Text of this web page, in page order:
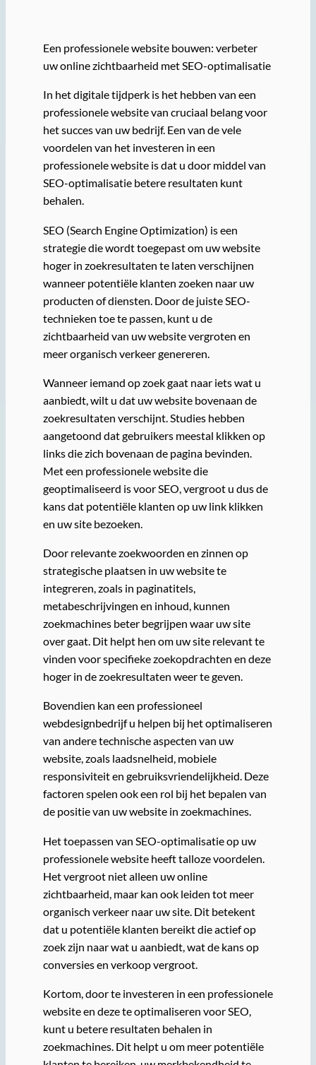
Een professionele website bouwen: verbeter
uw online zichtbaarheid met SEO-optimalisatie
In het digitale tijdperk is het hebben van een
professionele website van cruciaal belang voor
het succes van uw bedrijf. Een van de vele
voordelen van het investeren in een
professionele website is dat u door middel van
SEO-optimalisatie betere resultaten kunt
behalen.
SEO (Search Engine Optimization) is een
strategie die wordt toegepast om uw website
hoger in zoekresultaten te laten verschijnen
wanneer potentiële klanten zoeken naar uw
producten of diensten. Door de juiste SEO-
technieken toe te passen, kunt u de
zichtbaarheid van uw website vergroten en
meer organisch verkeer genereren.
Wanneer iemand op zoek gaat naar iets wat u
aanbiedt, wilt u dat uw website bovenaan de
zoekresultaten verschijnt. Studies hebben
aangetoond dat gebruikers meestal klikken op
links die zich bovenaan de pagina bevinden.
Met een professionele website die
geoptimaliseerd is voor SEO, vergroot u dus de
kans dat potentiële klanten op uw link klikken
en uw site bezoeken.
Door relevante zoekwoorden en zinnen op
strategische plaatsen in uw website te
integreren, zoals in paginatitels,
metabeschrijvingen en inhoud, kunnen
zoekmachines beter begrijpen waar uw site
over gaat. Dit helpt hen om uw site relevant te
vinden voor specifieke zoekopdrachten en deze
hoger in de zoekresultaten weer te geven.
Bovendien kan een professioneel
webdesignbedrijf u helpen bij het optimaliseren
van andere technische aspecten van uw
website, zoals laadsnelheid, mobiele
responsiviteit en gebruiksvriendelijkheid. Deze
factoren spelen ook een rol bij het bepalen van
de positie van uw website in zoekmachines.
Het toepassen van SEO-optimalisatie op uw
professionele website heeft talloze voordelen.
Het vergroot niet alleen uw online
zichtbaarheid, maar kan ook leiden tot meer
organisch verkeer naar uw site. Dit betekent
dat u potentiële klanten bereikt die actief op
zoek zijn naar wat u aanbiedt, wat de kans op
conversies en verkoop vergroot.
Kortom, door te investeren in een professionele
website en deze te optimaliseren voor SEO,
kunt u betere resultaten behalen in
zoekmachines. Dit helpt u om meer potentiële